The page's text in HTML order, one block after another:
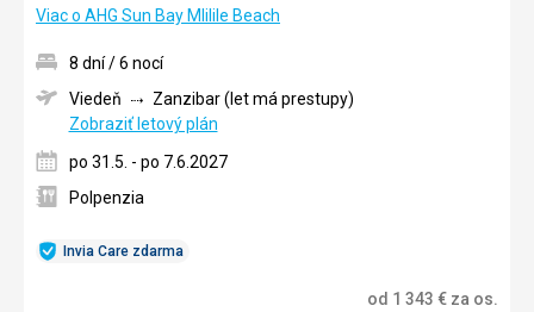
Viac o AHG Sun Bay Mlilile Beach
Invia Care zdarma
8 dní / 6 nocí
Viedeň
Zanzibar (let má prestupy)
Zobraziť letový plán
po 31.5. - po 7.6.2027
Polpenzia
od 1 343 € za os.